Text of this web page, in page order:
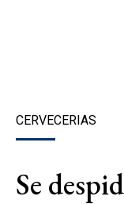
CERVECERIAS
Se